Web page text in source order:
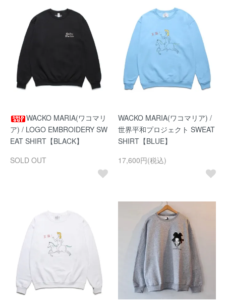
WACKO MARIA(ワコマリ
ア) / LOGO EMBROIDERY SW
EAT SHIRT【BLACK】
SOLD OUT
WACKO MARIA(ワコマリア) /
世界平和プロジェクト SWEAT
SHIRT【BLUE】
17,600円(税込)